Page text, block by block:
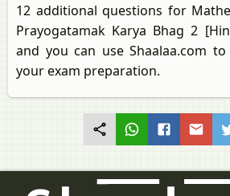
12 additional questions for
Prayogatamak Karya Bhag 2
and you can use Shaalaa.com
your exam preparation.